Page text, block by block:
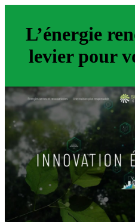
L’énergie
levier pour